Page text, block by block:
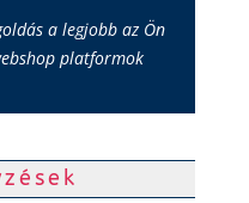
a legjobb az Ön
platformok